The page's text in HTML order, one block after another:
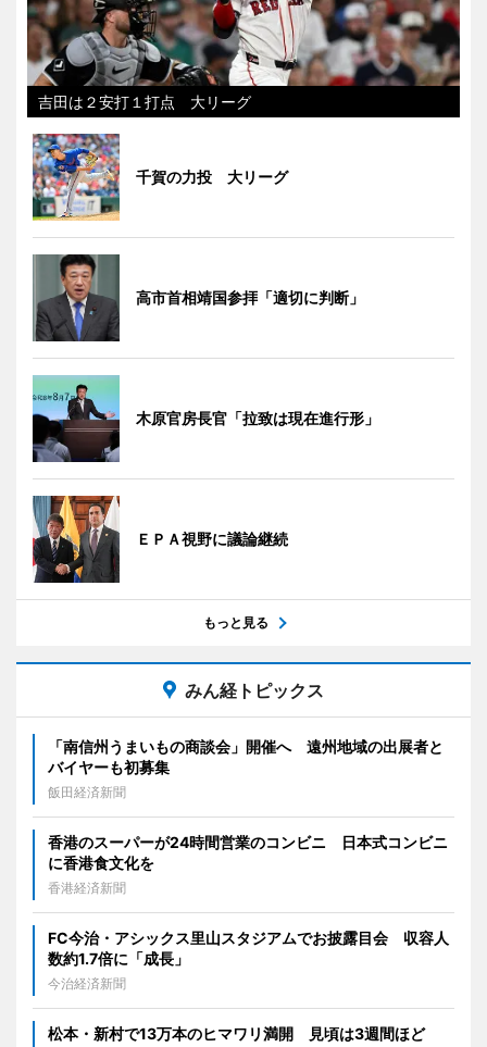
吉田は２安打１打点 大リーグ
千賀の力投 大リーグ
高市首相靖国参拝「適切に判断」
木原官房長官「拉致は現在進行形」
ＥＰＡ視野に議論継続
もっと見る
みん経トピックス
「南信州うまいもの商談会」開催へ 遠州地域の出展者と
バイヤーも初募集
飯田経済新聞
香港のスーパーが24時間営業のコンビニ 日本式コンビニ
に香港食文化を
香港経済新聞
FC今治・アシックス里山スタジアムでお披露目会 収容人
数約1.7倍に「成長」
今治経済新聞
松本・新村で13万本のヒマワリ満開 見頃は3週間ほど